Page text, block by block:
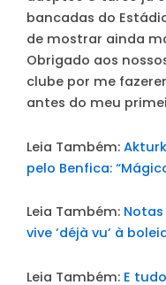
bancadas do
de mostrar ainda
Obrigado aos
clube por me
antes do meu
Leia Também:
pelo Benfica:
Leia Também:
vive ‘déjà vu’ à
Leia Também: E